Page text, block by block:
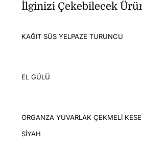
İlginizi Çekebilecek
KAĞIT SÜS YELPAZE TURUNCU
EL GÜLÜ
ORGANZA YUVARLAK ÇEKMELİ KESE
SİYAH